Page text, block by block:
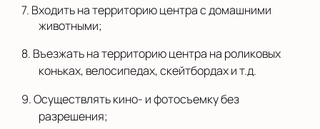
7. Входить на территорию центра с домашними
животными;
8. Въезжать на территорию центра на роликовых
коньках, велосипедах, скейтбордах и т.д.
9. Осуществлять кино- и фотосъемку без
разрешения;